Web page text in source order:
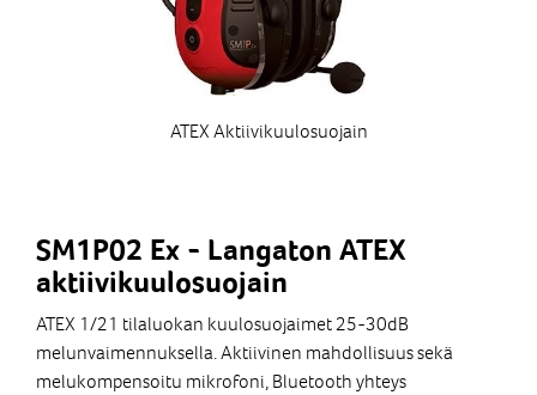
ATEX Aktiivikuulosuojain
SM1P02 Ex - Langaton ATEX
aktiivikuulosuojain
ATEX 1/21 tilaluokan kuulosuojaimet 25-30dB
melunvaimennuksella. Aktiivinen mahdollisuus sekä
melukompensoitu mikrofoni, Bluetooth yhteys